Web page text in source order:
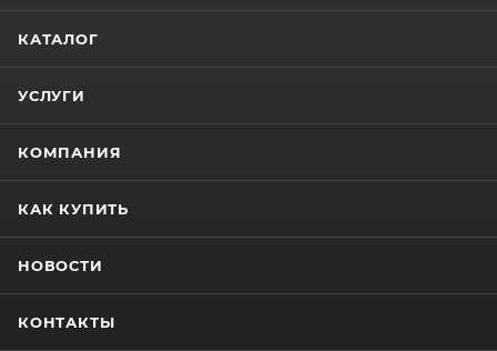
КАТАЛОГ
УСЛУГИ
КОМПАНИЯ
КАК КУПИТЬ
НОВОСТИ
КОНТАКТЫ